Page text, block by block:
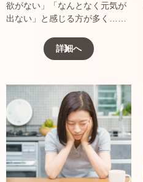
欲がない」「なんとなく元気が
出ない」と感じる方が多く……
詳細へ